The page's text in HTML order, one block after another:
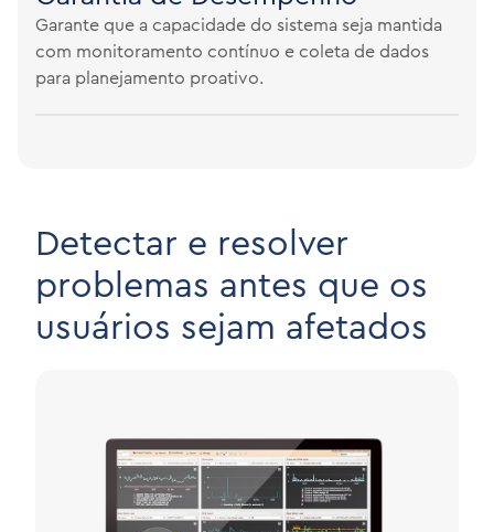
Garante que a capacidade do sistema seja mantida
com monitoramento contínuo e coleta de dados
para planejamento proativo.
Detectar e resolver
problemas antes que os
usuários sejam afetados